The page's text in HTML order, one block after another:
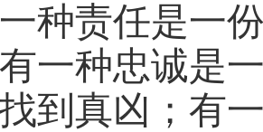
种责任是一
一种忠诚是
到真凶；有